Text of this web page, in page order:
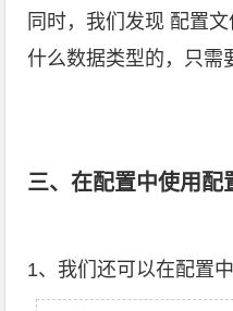
同时，我们发现 配置
什么数据类型的，只需
三、在配置中使用配
1、我们还可以在配置